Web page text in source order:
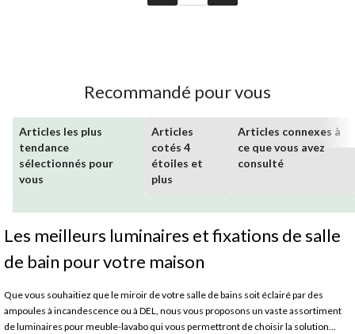
Recommandé pour vous
Articles les plus
tendance
sélectionnés pour
vous
Articles
cotés 4
étoiles et
plus
Articles connexes à
ce que vous avez
consulté
Les meilleurs luminaires et fixations de salle
de bain pour votre maison
Que vous souhaitiez que le miroir de votre salle de bains soit éclairé par des
ampoules à incandescence ou à DEL, nous vous proposons un vaste assortiment
de luminaires pour meuble-lavabo qui vous permettront de choisir la solution...